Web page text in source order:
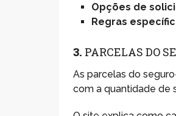
Opções de
Regras
3. PARCELAS DO
As parcelas do
com a quantidade de